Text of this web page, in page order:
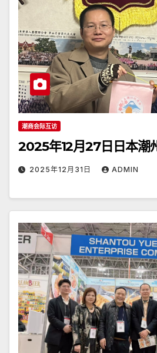
潮商会际互访
2025年12月27日日本潮
2025年12月31日 ADMIN